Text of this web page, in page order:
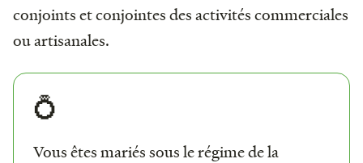
conjoints et conjointes des activités commerciales
ou artisanales.
💍
Vous êtes mariés sous le régime de la